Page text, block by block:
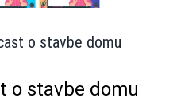
o stavbe domu
o stavbe domu